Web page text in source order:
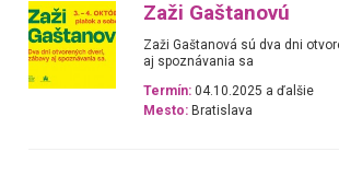
Zaži Gaštanovú
Zaži Gaštanová sú dva dni
aj spoznávania sa
Termín: 04.10.2025 a ďalšie
Mesto: Bratislava